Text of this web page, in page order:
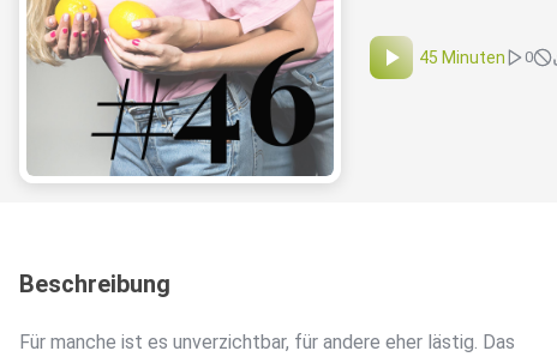
45 Minuten 0
Beschreibung
Für manche ist es unverzichtbar, für andere eher lästig. Das